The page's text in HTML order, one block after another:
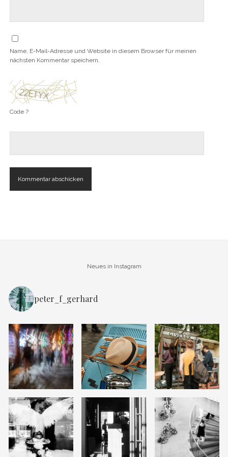
Name, E-Mail-Adresse und Website in diesem Browser für meinen
nächsten Kommentar speichern.
Code ?
Neues in Instagram
peter_f_gerhard